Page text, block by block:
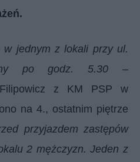
w jednym z lokali przy ul.
po godz. 5.30 –
Filipowicz z KM PSP w
na 4., ostatnim piętrze
przyjazdem zastępów
2 mężczyzn. Jeden z